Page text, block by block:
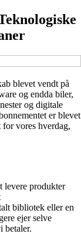
blevet vendt på
og endda biler,
og digitale
er blevet
vores hverdag,
levere produkter
bibliotek eller en
ejer selve
betaler.